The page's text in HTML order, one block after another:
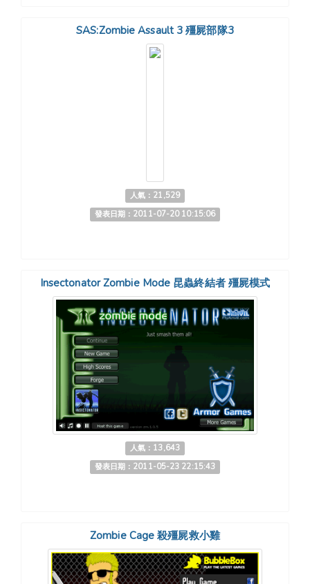
SAS:Zombie Assault 3 殭屍部隊3
人氣：21,529
發表日期：2011-07-20 10:15:06
Insectonator Zombie Mode 昆蟲終結者 殭屍模式
人氣：13,643
發表日期：2011-05-23 22:15:43
Zombie Cage 殺殭屍救小雞